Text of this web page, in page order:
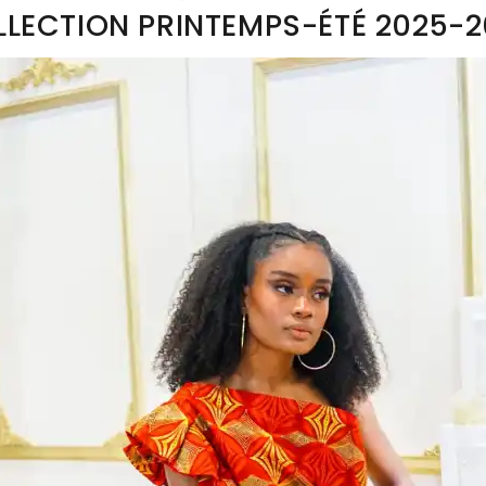
PRINTEMPS-ÉTÉ 2025-